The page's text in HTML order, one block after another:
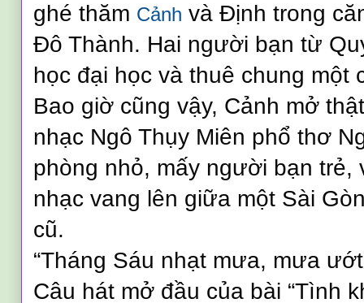
ghé thăm Cảnh và Định trong
Đô Thành. Hai người bạn từ
học đại học và thuê chung một
Bao giờ cũng vậy, Cảnh mở
nhạc Ngô Thụy Miên phổ thơ
phòng nhỏ, mấy người bạn trẻ,
nhạc vang lên giữa một Sài
cũ.
“Tháng Sáu nhạt mưa, mưa
Câu hát mở đầu của bài “Tình